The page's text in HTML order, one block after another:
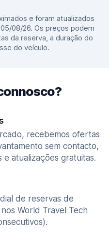
e foram atualizados
08/26. Os preços podem
da reserva, a duração do
do veículo.
recebemos ofertas
sem contacto,
atualizações gratuitas.
de reservas de
World Travel Tech